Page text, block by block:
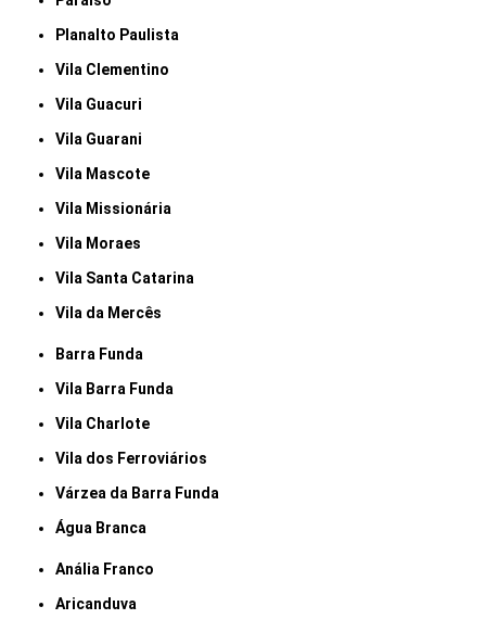
Planalto Paulista
Vila Clementino
Vila Guacuri
Vila Guarani
Vila Mascote
Vila Missionária
Vila Moraes
Vila Santa Catarina
Vila da Mercês
Barra Funda
Vila Barra Funda
Vila Charlote
Vila dos Ferroviários
Várzea da Barra Funda
Água Branca
Anália Franco
Aricanduva